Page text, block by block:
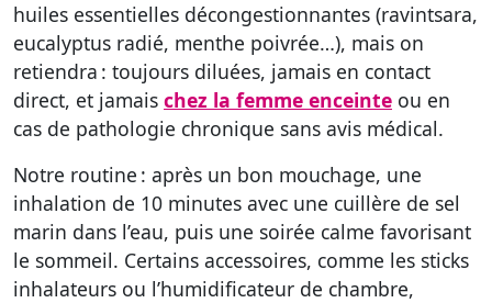
huiles essentielles décongestionnantes (ravintsara,
eucalyptus radié, menthe poivrée…), mais on
retiendra : toujours diluées, jamais en contact
direct, et jamais chez la femme enceinte ou en
cas de pathologie chronique sans avis médical.
Notre routine : après un bon mouchage, une
inhalation de 10 minutes avec une cuillère de sel
marin dans l’eau, puis une soirée calme favorisant
le sommeil. Certains accessoires, comme les sticks
inhalateurs ou l’humidificateur de chambre,